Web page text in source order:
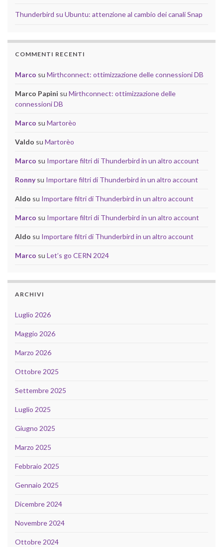
Thunderbird su Ubuntu: attenzione al cambio dei canali Snap
COMMENTI RECENTI
Marco su Mirthconnect: ottimizzazione delle connessioni DB
Marco Papini su Mirthconnect: ottimizzazione delle
connessioni DB
Marco su Martorèo
Valdo su Martorèo
Marco su Importare filtri di Thunderbird in un altro account
Ronnysu Importare filtri di Thunderbird in un altro account
Aldo su Importare filtri di Thunderbird in un altro account
Marco su Importare filtri di Thunderbird in un altro account
Aldo su Importare filtri di Thunderbird in un altro account
Marco su Let’s go CERN 2024
ARCHIVI
Luglio 2026
Maggio 2026
Marzo 2026
Ottobre 2025
Settembre 2025
Luglio 2025
Giugno 2025
Marzo 2025
Febbraio 2025
Gennaio 2025
Dicembre 2024
Novembre 2024
Ottobre 2024